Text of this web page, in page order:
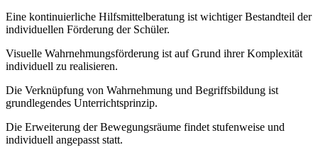
Eine kontinuierliche Hilfsmittelberatung ist wichtiger Bestandteil der
individuellen Förderung der Schüler.
Visuelle Wahrnehmungsförderung ist auf Grund ihrer Komplexität
individuell zu realisieren.
Die Verknüpfung von Wahrnehmung und Begriffsbildung ist
grundlegendes Unterrichtsprinzip.
Die Erweiterung der Bewegungsräume findet stufenweise und
individuell angepasst statt.